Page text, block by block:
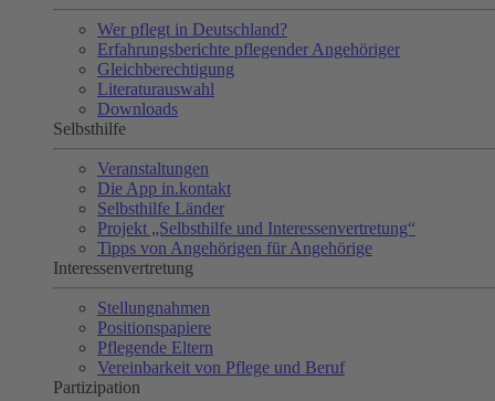
Wer pflegt in Deutschland?
Erfahrungsberichte pflegender Angehöriger
Gleichberechtigung
Literaturauswahl
Downloads
Selbsthilfe
Veranstaltungen
Die App in.kontakt
Selbsthilfe Länder
Projekt „Selbsthilfe und Interessenvertretung“
Tipps von Angehörigen für Angehörige
Interessenvertretung
Stellungnahmen
Positionspapiere
Pflegende Eltern
Vereinbarkeit von Pflege und Beruf
Partizipation